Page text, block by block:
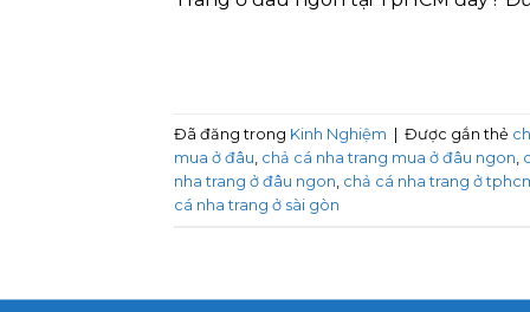
Đã đăng trong Kinh Nghiệm Được gắn thẻ
mua ở đâu chả cá nha trang mua ở đâu ngon
nha trang ở đâu ngon chả cá nha trang ở
cá nha trang ở sài gòn